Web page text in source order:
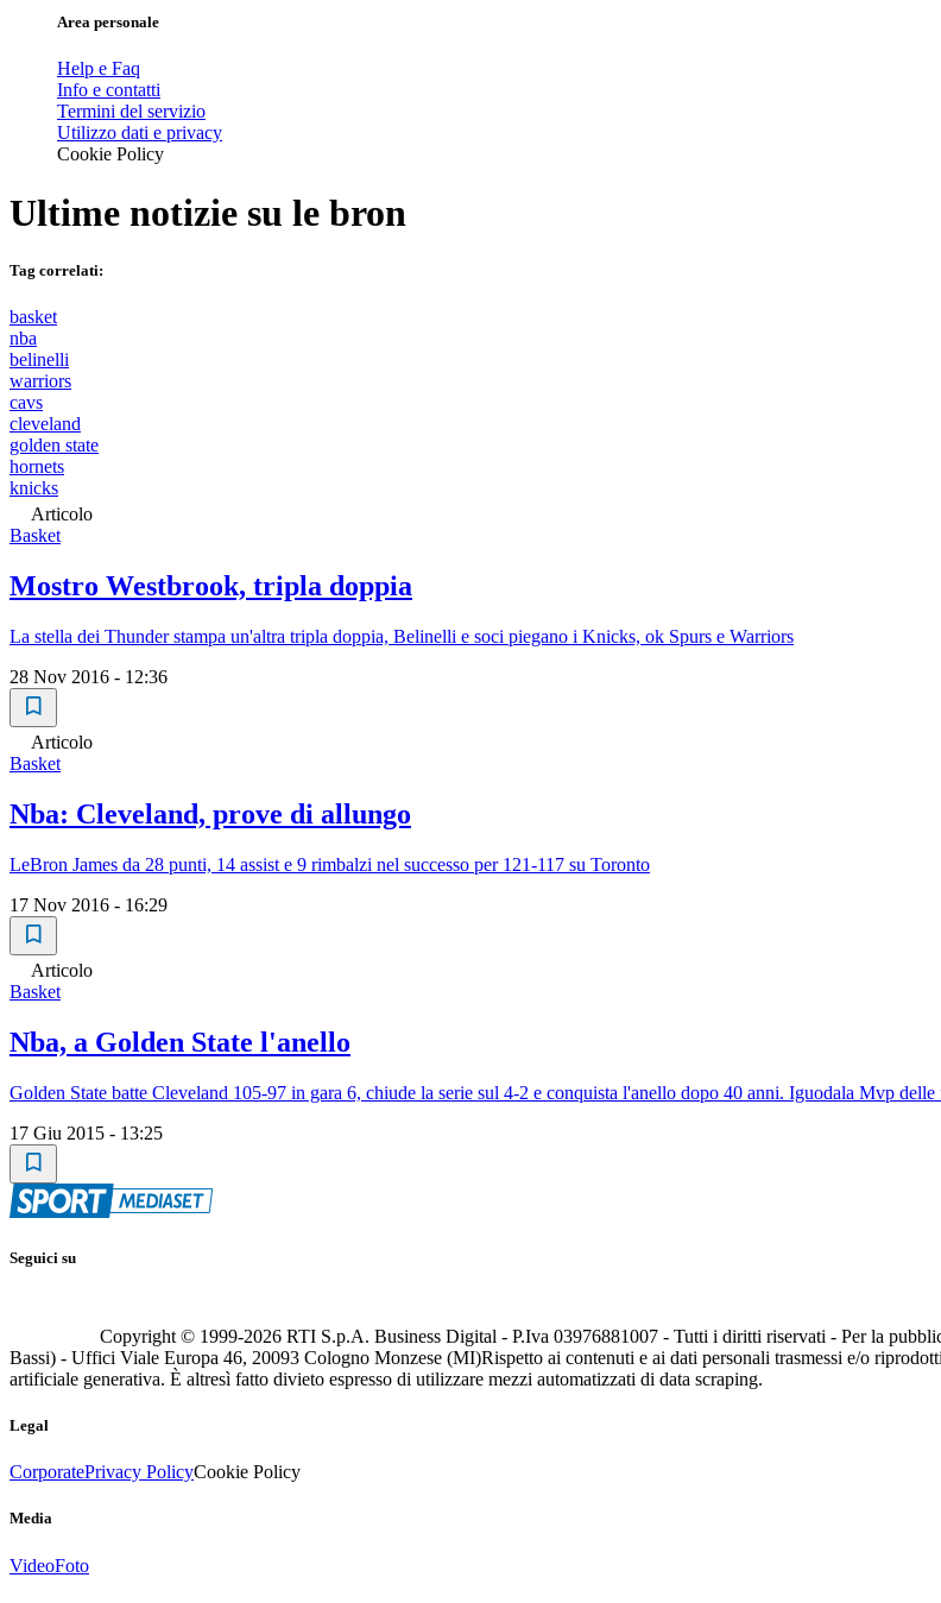
Area personale
Help e Faq
Info e contatti
Termini del servizio
Utilizzo dati e privacy
Cookie Policy
Ultime notizie su le bron
Tag correlati:
basket
nba
belinelli
warriors
cavs
cleveland
golden state
hornets
knicks
Articolo
Basket
Mostro Westbrook, tripla doppia
La stella dei Thunder stampa un'altra tripla doppia, Belinelli e soci piegano i Knicks, ok Spurs e Warriors
28 Nov 2016 - 12:36
Articolo
Basket
Nba: Cleveland, prove di allungo
LeBron James da 28 punti, 14 assist e 9 rimbalzi nel successo per 121-117 su Toronto
17 Nov 2016 - 16:29
Articolo
Basket
Nba, a Golden State l'anello
Golden State batte Cleveland 105-97 in gara 6, chiude la serie sul 4-2 e conquista l'anello dopo 40 anni. Iguodala Mvp
17 Giu 2015 - 13:25
Seguici su
Copyright © 1999-2026 RTI S.p.A. Business Digital - P.Iva 03976881007 - Tutti i diritti riservati - Per la
Bassi) - Uffici Viale Europa 46, 20093 Cologno Monzese (MI)Rispetto ai contenuti e ai dati personali trasmessi e/o
artificiale generativa. È altresì fatto divieto espresso di utilizzare mezzi automatizzati di data scraping.
Legal
CorporatePrivacy PolicyCookie Policy
Media
VideoFoto